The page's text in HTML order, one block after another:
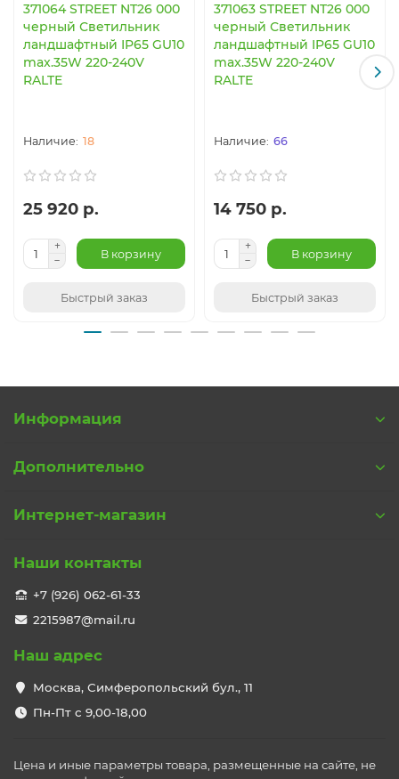
371064 STREET NT26 000
черный Светильник
ландшафтный IP65 GU10
max.35W 220-240V
RALTE
18
25 920 р.
В корзину
Быстрый заказ
371063 STREET NT26 000
черный Светильник
ландшафтный IP65 GU10
max.35W 220-240V
RALTE
66
14 750 р.
В корзину
Быстрый заказ
Информация
Дополнительно
Интернет-магазин
Наши контакты
+7 (926) 062-61-33
2215987@mail.ru
Наш адрес
Москва, Симферопольский бул., 11
Пн-Пт с 9,00-18,00
Цена и иные параметры товара, размещенные на сайте, не